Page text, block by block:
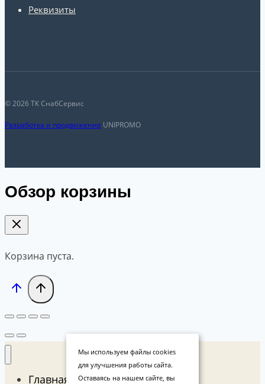
Реквизиты
© 2026 ТК СнабСервис
Разработка и продвижение UNIPROMO
Обзор корзины
Корзина пуста.
Главная
Мы используем файлы cookies
для улучшения работы сайта.
Оставаясь на нашем сайте, вы